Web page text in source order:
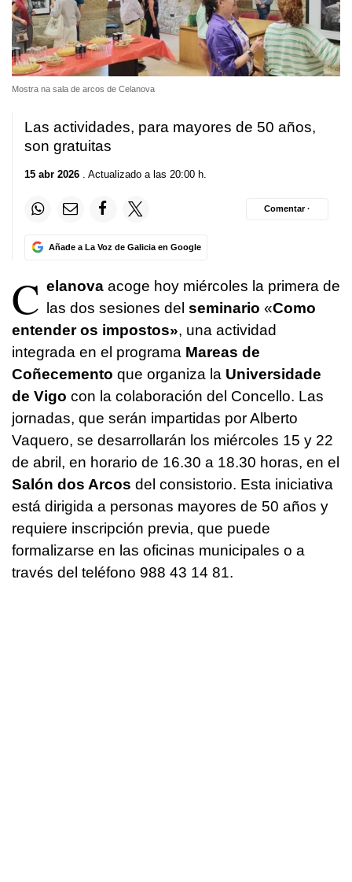
Mostra na sala de arcos de Celanova
Las actividades, para mayores de 50 años,
son gratuitas
15 abr 2026 . Actualizado a las 20:00 h.
Añade a La Voz de Galicia en Google
Comentar ·
C elanova acoge hoy miércoles la primera de
las dos sesiones del seminario «Como
entender os impostos», una actividad
integrada en el programa Mareas de
Coñecemento que organiza la Universidade
de Vigo con la colaboración del Concello. Las
jornadas, que serán impartidas por Alberto
Vaquero, se desarrollarán los miércoles 15 y 22
de abril, en horario de 16.30 a 18.30 horas, en el
Salón dos Arcos del consistorio. Esta iniciativa
está dirigida a personas mayores de 50 años y
requiere inscripción previa, que puede
formalizarse en las oficinas municipales o a
través del teléfono 988 43 14 81.